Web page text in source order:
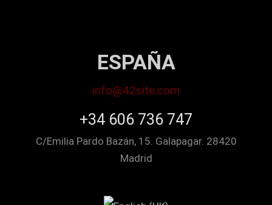
ESPAÑA
info@42site.com
+34 606 736 747
C/Emilia Pardo Bazán, 15. Galapagar. 28420
Madrid